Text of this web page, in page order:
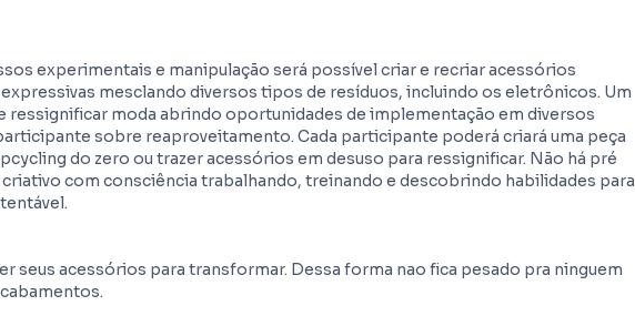
experimentais e manipulação será possível criar e recriar acessórios
mesclando diversos tipos de resíduos, incluindo os eletrônicos. Um
moda abrindo oportunidades de implementação em diversos
sobre reaproveitamento. Cada participante poderá criará uma peça
do zero ou trazer acessórios em desuso para ressignificar. Não há pré
com consciência trabalhando, treinando e descobrindo habilidades para
seus acessórios para transformar. Dessa forma nao fica pesado pra ninguem